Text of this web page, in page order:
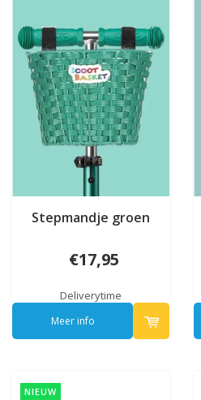
Stepmandje groen
€17,95
Deliverytime
Meer info
NIEUW